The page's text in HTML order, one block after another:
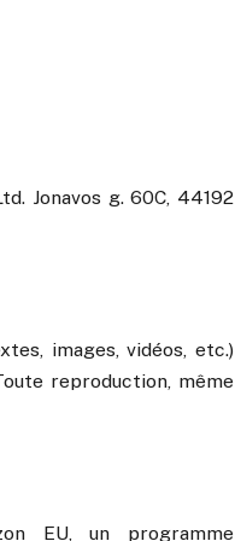
Jonavos g. 60C, 44192
images, vidéos, etc.)
reproduction, même
EU, un programme